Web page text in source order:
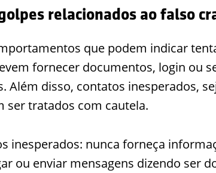
relacionados ao falso
que podem indicar
fornecer documentos, login ou
Além disso, contatos inesperados,
ser tratados com cautela.
inesperados: nunca forneça
ou enviar mensagens dizendo ser